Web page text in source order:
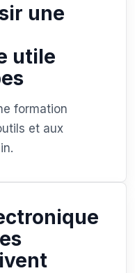
une
utile
formation
et aux